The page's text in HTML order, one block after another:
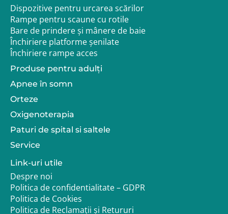
Dispozitive pentru urcarea scărilor
Rampe pentru scaune cu rotile
Bare de prindere și mânere de baie
Închiriere platforme șenilate
Închiriere rampe acces
Produse pentru adulţi
Apnee în somn
Orteze
Oxigenoterapia
Paturi de spital si saltele
Service
Link-uri utile
Despre noi
Politica de confidentialitate – GDPR
Politica de Cookies
Politica de Reclamații și Retururi